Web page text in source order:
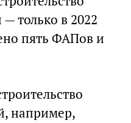
только в 2022
пять ФАПов и
например,